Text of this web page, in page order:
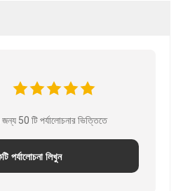
50 টি পর্যালোচনার ভিত্তিতে
পর্যালোচনা লিখুন